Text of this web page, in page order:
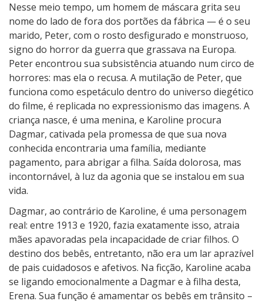
Nesse meio tempo, um homem de máscara grita seu
nome do lado de fora dos portões da fábrica — é o seu
marido, Peter, com o rosto desfigurado e monstruoso,
signo do horror da guerra que grassava na Europa.
Peter encontrou sua subsistência atuando num circo de
horrores: mas ela o recusa. A mutilação de Peter, que
funciona como espetáculo dentro do universo diegético
do filme, é replicada no expressionismo das imagens. A
criança nasce, é uma menina, e Karoline procura
Dagmar, cativada pela promessa de que sua nova
conhecida encontraria uma família, mediante
pagamento, para abrigar a filha. Saída dolorosa, mas
incontornável, à luz da agonia que se instalou em sua
vida.
Dagmar, ao contrário de Karoline, é uma personagem
real: entre 1913 e 1920, fazia exatamente isso, atraia
mães apavoradas pela incapacidade de criar filhos. O
destino dos bebês, entretanto, não era um lar aprazível
de pais cuidadosos e afetivos. Na ficção, Karoline acaba
se ligando emocionalmente a Dagmar e à filha desta,
Erena. Sua função é amamentar os bebês em trânsito –